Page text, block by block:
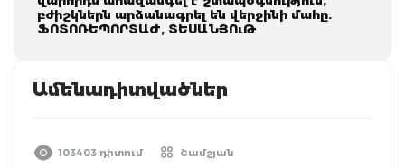
բժիշկներն արձանագրել են վերջինի մահը.
ՖՈՏՈՌԵՊՈՐՏԱԺ, ՏԵՍԱՆՅՈւԹ
Ամենադիտվածներ
103403 դիտում Շամշյան